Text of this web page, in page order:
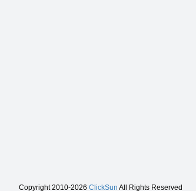
Copyright 2010-2026 ClickSun All Rights Reserved